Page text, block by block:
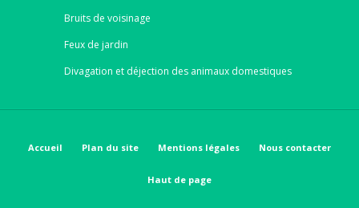
Bruits de voisinage
Feux de jardin
Divagation et déjection des animaux domestiques
Accueil Plan du site Mentions légales Nous contacter
Haut de page